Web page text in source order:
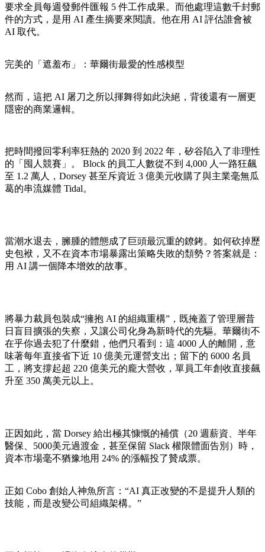
要求全員每週發郵件匯報 5 件工作成果。而他處理這數千封郵
件的方式，是用 AI 產生摘要來閱讀。他在用 AI 評估誰會被
AI 取代。
完美的「遮羞布」：華爾街最愛的性感模型
然而，這把 AI 屠刀之所以揮舞得如此決絕，背後還有一層更
隱密的商業邏輯。
把時間撥回零利率狂熱的 2020 到 2022 年，矽谷陷入了非理性
的「囤人競賽」。 Block 的員工人數從不到 4,000 人一路狂飆
至 1.2 萬人，Dorsey 甚至斥資近 3 億美元收購了與主業毫無瓜
葛的串流媒體 Tidal。
當潮水退去，臃腫的體態成了巨頭最沉重的鐐銬。如何砍掉歷
史包袱，又不在資本市場暴露出策略失敗的頹勢？答案就是：
用 AI 講一個降本增效的故事。
將暴力裁員包裝成“擁抱 AI 的組織重構”，既掩蓋了管理層昔
日盲目擴張的失察，又讓公司化身為新時代的先驅。華爾街不
在乎你過去犯了什麼錯，他們只看到：這 4000 人的離開，意
味著每年直接省下近 10 億美元運營支出；留下的 6000 名員
工，將支撐起超 220 億美元的龐大營收，單員工年創收直接飆
升至 350 萬美元以上。
正因如此，當 Dorsey 給出極其慷慨的補償（20 週薪資、半年
醫保、5000美元過渡金，甚至保留 Slack 權限體面告別）時，
資本市場毫不猶豫地用 24% 的漲幅投了贊成票。
正如 Cobo 創始人神魚所言：“AI 真正改變的不是提升人類的
技能，而是改變公司組織架構。”